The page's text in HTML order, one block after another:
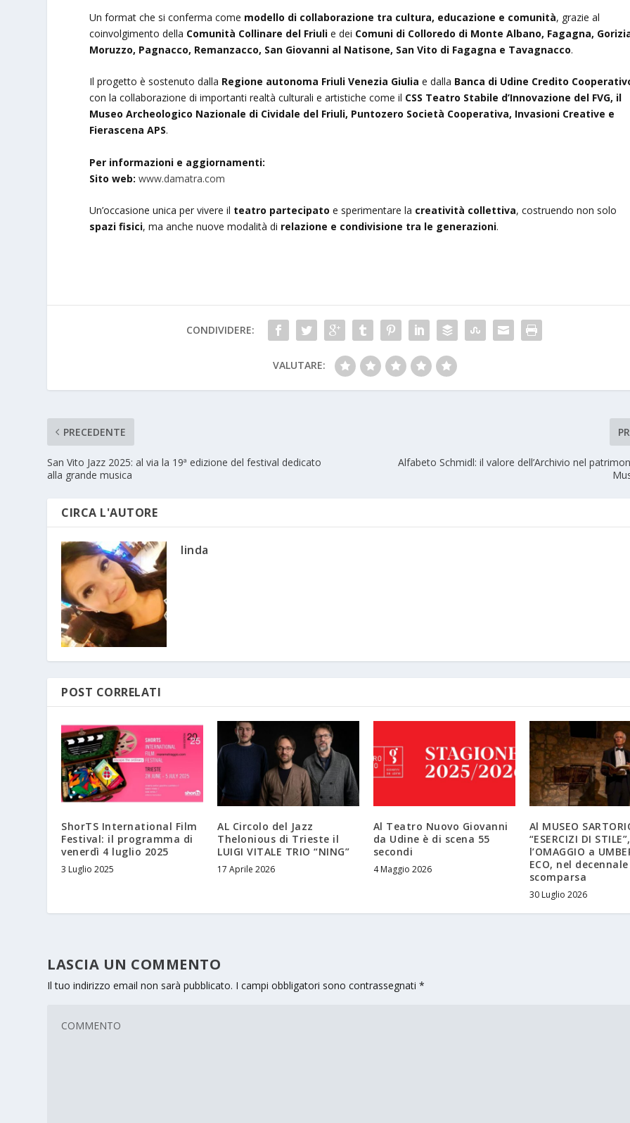
Un format che si conferma come modello di collaborazione tra cultura, educazione e comunità, grazie al
coinvolgimento della Comunità Collinare del Friuli e dei Comuni di Colloredo di Monte Albano, Fagagna,
Moruzzo, Pagnacco, Remanzacco, San Giovanni al Natisone, San Vito di Fagagna e Tavagnacco.
Il progetto è sostenuto dalla Regione autonoma Friuli Venezia Giulia e dalla Banca di Udine Credito
con la collaborazione di importanti realtà culturali e artistiche come il CSS Teatro Stabile d’Innovazione del FVG, il
Museo Archeologico Nazionale di Cividale del Friuli, Puntozero Società Cooperativa, Invasioni Creative e
Fierascena APS.
Per informazioni e aggiornamenti:
Sito web: www.damatra.com
Un’occasione unica per vivere il teatro partecipato e sperimentare la creatività collettiva, costruendo non solo
spazi fisici, ma anche nuove modalità di relazione e condivisione tra le generazioni.
CONDIVIDERE:
VALUTARE:
PRECEDENTE
San Vito Jazz 2025: al via la 19ª edizione del festival dedicato
alla grande musica
Alfabeto Schmidl: il valore dell’Archivio nel
CIRCA L'AUTORE
linda
POST CORRELATI
ShorTS International Film
Festival: il programma di
venerdì 4 luglio 2025
3 Luglio 2025
AL Circolo del Jazz
Thelonious di Trieste il
LUIGI VITALE TRIO “NING”
17 Aprile 2026
Al Teatro Nuovo Giovanni
da Udine è di scena 55
secondi
4 Maggio 2026
Al MUSEO
“ESERCIZI DI STILE”,
l’OMAGGIO a
ECO, nel
scomparsa
30 Luglio 2026
LASCIA UN COMMENTO
Il tuo indirizzo email non sarà pubblicato. I campi obbligatori sono contrassegnati*